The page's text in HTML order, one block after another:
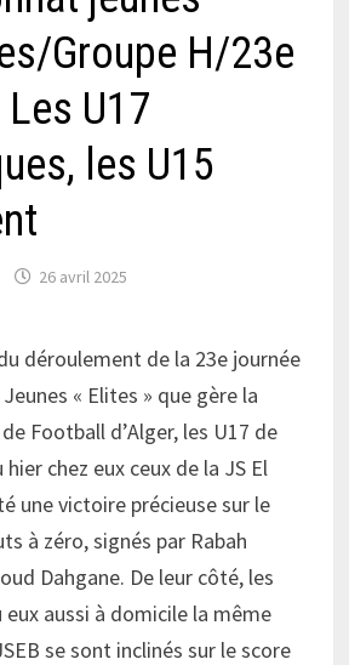
Groupe H/23e
U17
les U15
26 avril 2025
déroulement de la 23e journée
« Elites » que gère la
Football d’Alger, les U17 de
hier chez eux ceux de la JS El
une victoire précieuse sur le
à zéro, signés par Rabah
Dahgane. De leur côté, les
aussi à domicile la même
se sont inclinés sur le score